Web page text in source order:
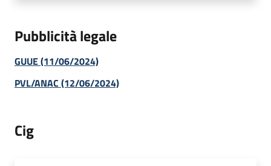
Pubblicità legale
GUUE (11/06/2024)
PVL/ANAC (12/06/2024)
Cig